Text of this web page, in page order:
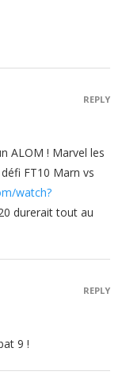
ALOM ! Marvel les
FT10 Marn vs
watch?
durerait tout au
REPLY
9 !
REPLY